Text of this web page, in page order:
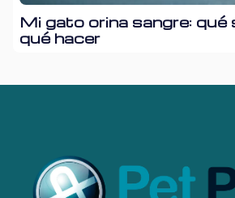
Mi gato orina sangre: qué
qué hacer